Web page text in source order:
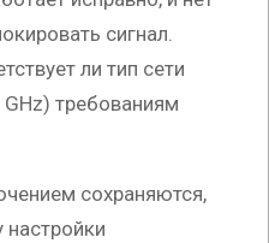
сигнал.
ли тип сети
требованиям
сохраняются,
настройки